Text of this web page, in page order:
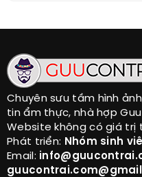
Chuyên sưu tầm hình
tin ẩm thực, nhà hợp Guu
Website không có giá trị
Phát triển: Nhóm sinh
Email: